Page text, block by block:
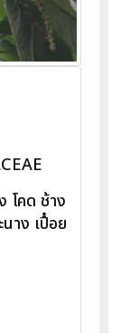
โคด ช้าง
าง เปื๋อย